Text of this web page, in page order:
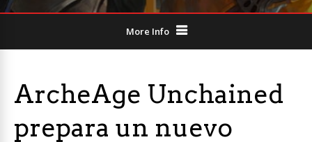
More Info
ArcheAge Unchained
prepara un nuevo